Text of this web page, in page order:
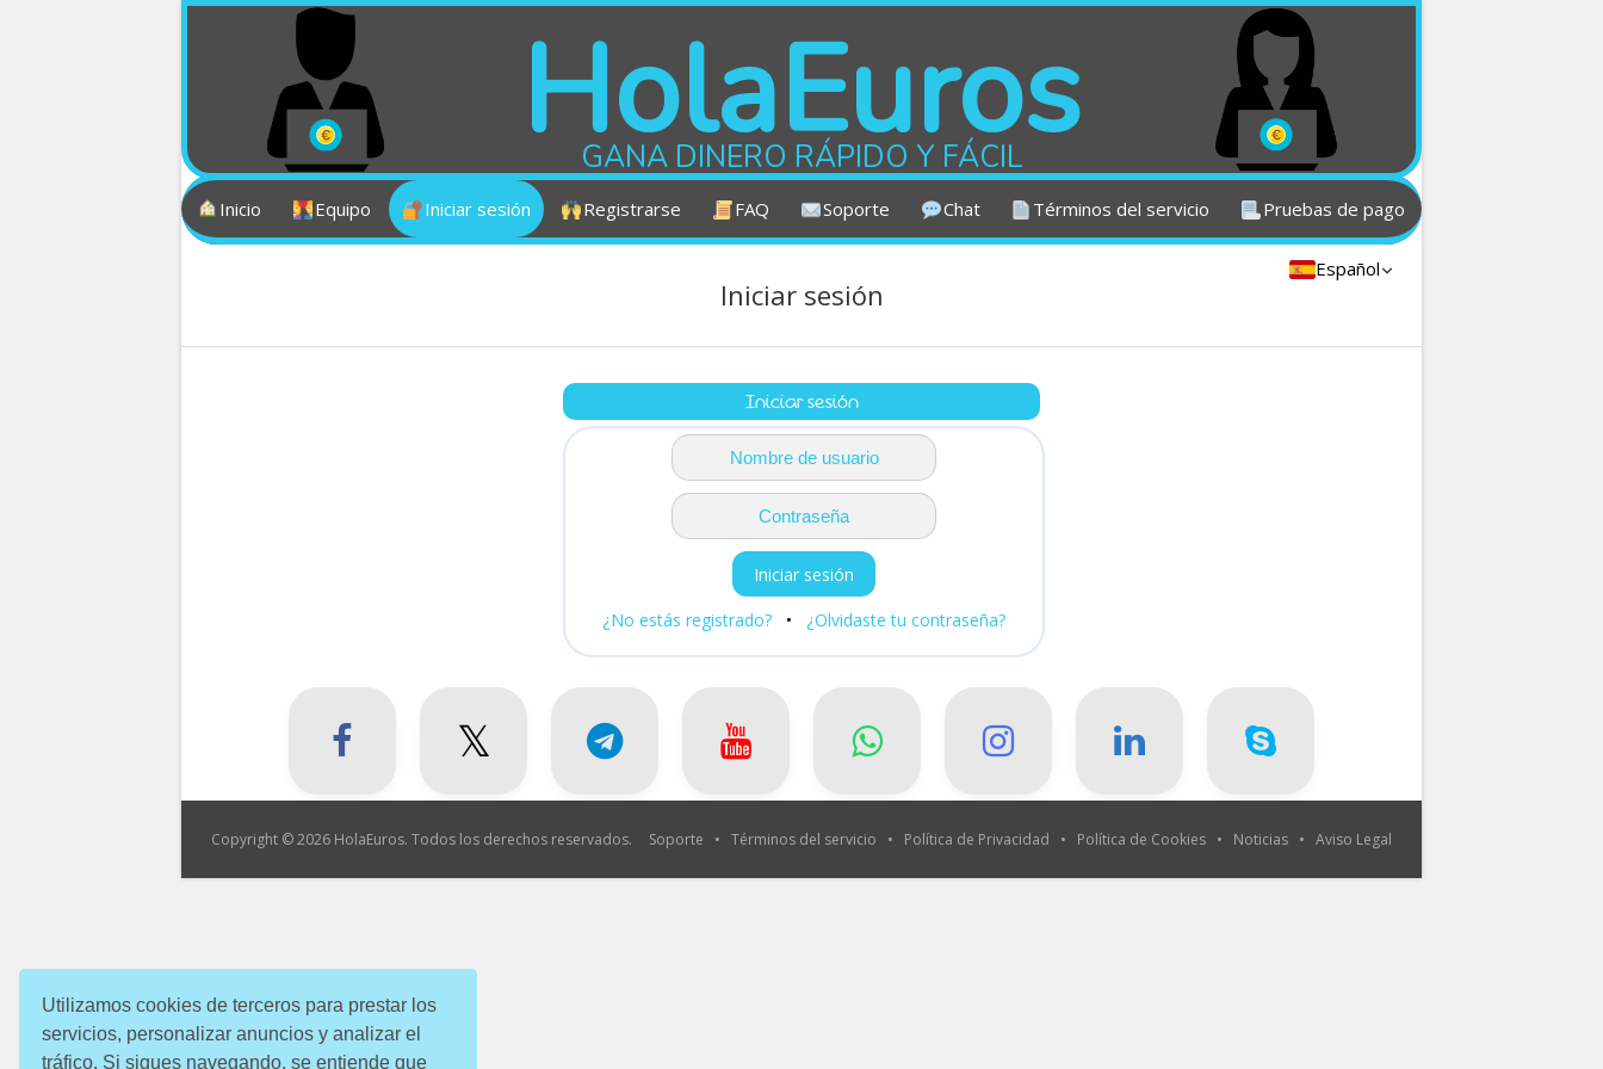
Utilizamos cookies de terceros para prestar los
servicios, personalizar anuncios y analizar el
tráfico. Si sigues navegando, se entiende que
HolaEuros
GANA DINERO RÁPIDO Y FÁCIL
Inicio Equipo Iniciar sesión Registrarse FAQ Soporte Chat Términos del servicio Pruebas de pago
Español
Iniciar sesión
Iniciar sesión
¿No estás registrado? • ¿Olvidaste tu contraseña?
Copyright © 2026 HolaEuros. Todos los derechos reservados. Soporte • Términos del servicio • Política de Privacidad • Política de Cookies • Noticias • Aviso Legal